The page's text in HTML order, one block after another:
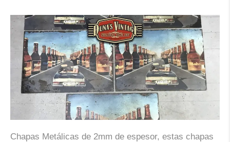
Chapas Metálicas de 2mm de espesor, estas chapas